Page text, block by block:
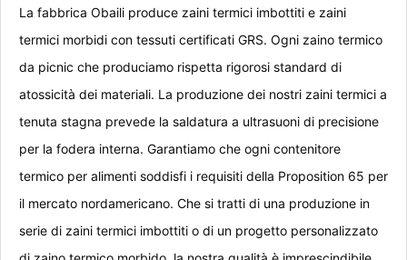
La fabbrica Obaili produce zaini termici imbottiti e zaini
termici morbidi con tessuti certificati GRS. Ogni zaino termico
da picnic che produciamo rispetta rigorosi standard di
atossicità dei materiali. La produzione dei nostri zaini termici a
tenuta stagna prevede la saldatura a ultrasuoni di precisione
per la fodera interna. Garantiamo che ogni contenitore
termico per alimenti soddisfi i requisiti della Proposition 65 per
il mercato nordamericano. Che si tratti di una produzione in
serie di zaini termici imbottiti o di un progetto personalizzato